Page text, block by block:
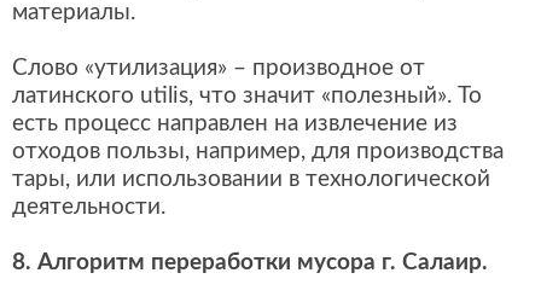
материалы.
Слово «утилизация» – производное от
латинского utilis, что значит «полезный». То
есть процесс направлен на извлечение из
отходов пользы, например, для производства
тары, или использовании в технологической
деятельности.
8. Алгоритм переработки мусора г. Салаир.